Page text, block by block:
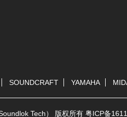
SOUNDCRAFT YAMAHA
Tech） 版权所有 粤ICP备